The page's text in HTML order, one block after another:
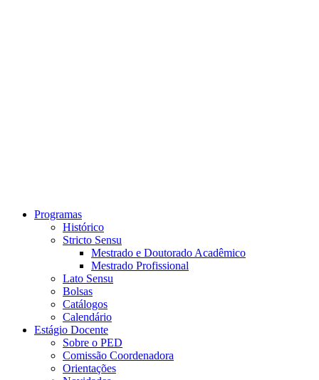
Programas
Histórico
Stricto Sensu
Mestrado e Doutorado Acadêmico
Mestrado Profissional
Lato Sensu
Bolsas
Catálogos
Calendário
Estágio Docente
Sobre o PED
Comissão Coordenadora
Orientações